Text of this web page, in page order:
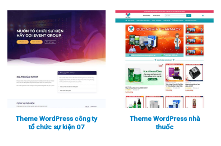
Xem thực tế Xem chi tiết
Theme WordPress công ty
tổ chức sự kiện 07
Theme WordPress nhà
thuốc